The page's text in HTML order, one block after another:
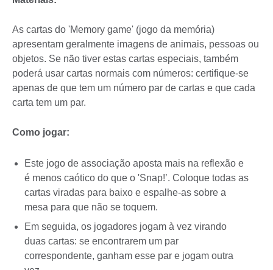
As cartas do 'Memory game' (jogo da memória)
apresentam geralmente imagens de animais, pessoas ou
objetos. Se não tiver estas cartas especiais, também
poderá usar cartas normais com números: certifique-se
apenas de que tem um número par de cartas e que cada
carta tem um par.
Como jogar:
Este jogo de associação aposta mais na reflexão e
é menos caótico do que o 'Snap!’. Coloque todas as
cartas viradas para baixo e espalhe-as sobre a
mesa para que não se toquem.
Em seguida, os jogadores jogam à vez virando
duas cartas: se encontrarem um par
correspondente, ganham esse par e jogam outra